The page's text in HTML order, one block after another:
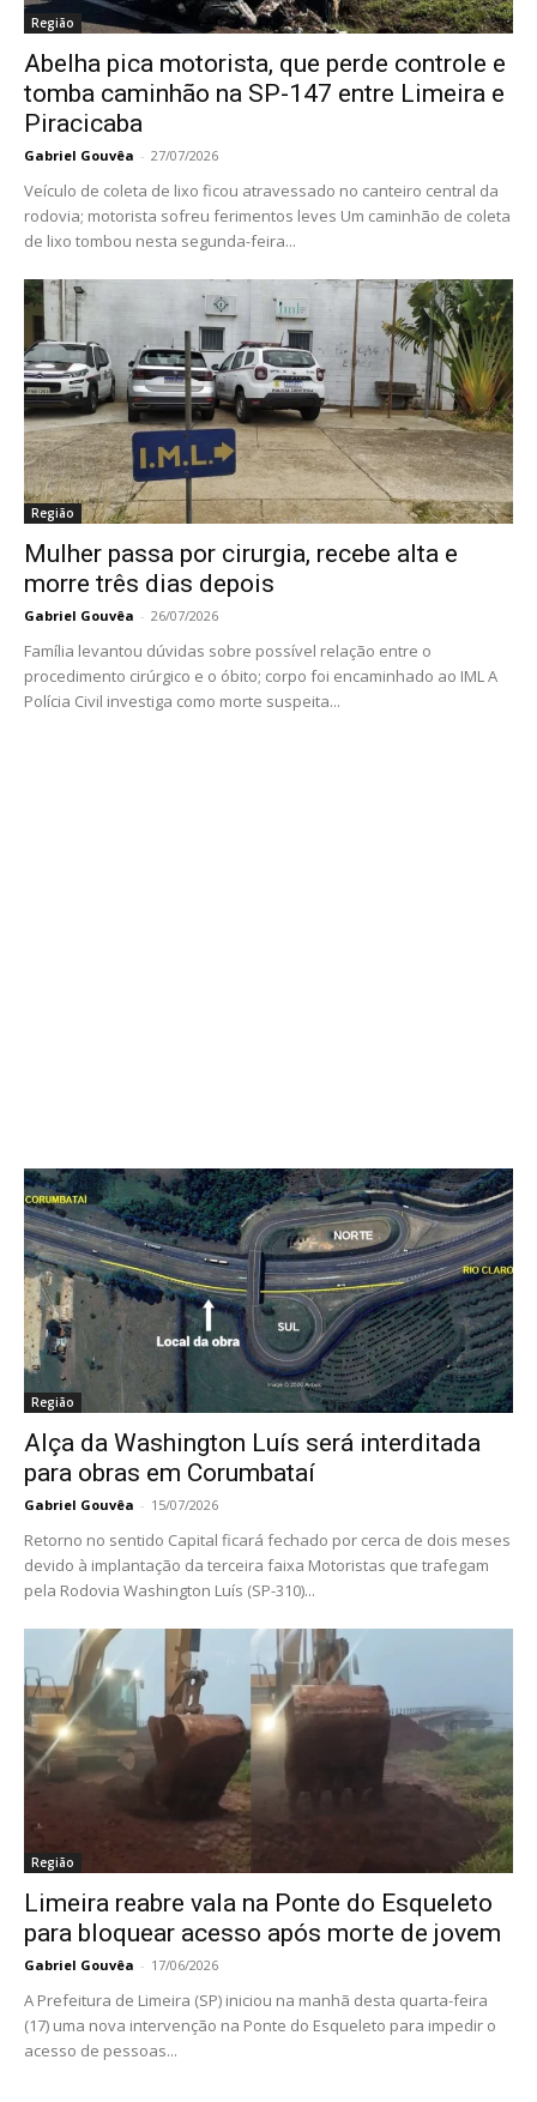
Região
Abelha pica motorista, que perde controle e
tomba caminhão na SP-147 entre Limeira e
Piracicaba
Gabriel Gouvêa - 27/07/2026
Veículo de coleta de lixo ficou atravessado no canteiro central da
rodovia; motorista sofreu ferimentos leves Um caminhão de coleta
de lixo tombou nesta segunda-feira...
Região
Mulher passa por cirurgia, recebe alta e
morre três dias depois
Gabriel Gouvêa - 26/07/2026
Família levantou dúvidas sobre possível relação entre o
procedimento cirúrgico e o óbito; corpo foi encaminhado ao IML A
Polícia Civil investiga como morte suspeita...
Região
Alça da Washington Luís será interditada
para obras em Corumbataí
Gabriel Gouvêa - 15/07/2026
Retorno no sentido Capital ficará fechado por cerca de dois meses
devido à implantação da terceira faixa Motoristas que trafegam
pela Rodovia Washington Luís (SP-310)...
Região
Limeira reabre vala na Ponte do Esqueleto
para bloquear acesso após morte de jovem
Gabriel Gouvêa - 17/06/2026
A Prefeitura de Limeira (SP) iniciou na manhã desta quarta-feira
(17) uma nova intervenção na Ponte do Esqueleto para impedir o
acesso de pessoas...